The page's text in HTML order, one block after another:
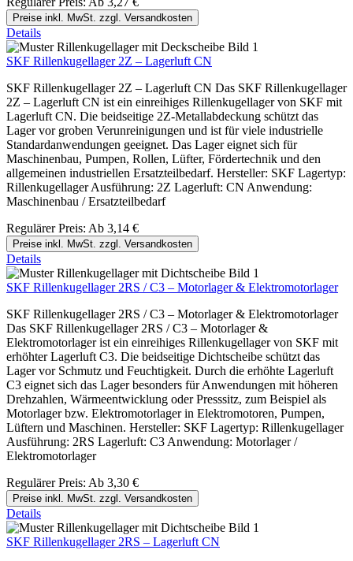
Preise inkl. MwSt. zzgl. Versandkosten
Details
SKF Rillenkugellager 2Z – Lagerluft CN
SKF Rillenkugellager 2Z – Lagerluft CN Das SKF Rillenkugellager
2Z – Lagerluft CN ist ein einreihiges Rillenkugellager von SKF mit
Lagerluft CN. Die beidseitige 2Z-Metallabdeckung schützt das
Lager vor groben Verunreinigungen und ist für viele industrielle
Standardanwendungen geeignet. Das Lager eignet sich für
Maschinenbau, Pumpen, Rollen, Lüfter, Fördertechnik und den
allgemeinen industriellen Ersatzteilbedarf. Hersteller: SKF Lagertyp:
Rillenkugellager Ausführung: 2Z Lagerluft: CN Anwendung:
Maschinenbau / Ersatzteilbedarf
Regulärer Preis: Ab 3,14 €
Preise inkl. MwSt. zzgl. Versandkosten
Details
SKF Rillenkugellager 2RS / C3 – Motorlager & Elektromotorlager
SKF Rillenkugellager 2RS / C3 – Motorlager & Elektromotorlager
Das SKF Rillenkugellager 2RS / C3 – Motorlager &
Elektromotorlager ist ein einreihiges Rillenkugellager von SKF mit
erhöhter Lagerluft C3. Die beidseitige Dichtscheibe schützt das
Lager vor Schmutz und Feuchtigkeit. Durch die erhöhte Lagerluft
C3 eignet sich das Lager besonders für Anwendungen mit höheren
Drehzahlen, Wärmeentwicklung oder Presssitz, zum Beispiel als
Motorlager bzw. Elektromotorlager in Elektromotoren, Pumpen,
Lüftern und Maschinen. Hersteller: SKF Lagertyp: Rillenkugellager
Ausführung: 2RS Lagerluft: C3 Anwendung: Motorlager /
Elektromotorlager
Regulärer Preis: Ab 3,30 €
Preise inkl. MwSt. zzgl. Versandkosten
Details
SKF Rillenkugellager 2RS – Lagerluft CN